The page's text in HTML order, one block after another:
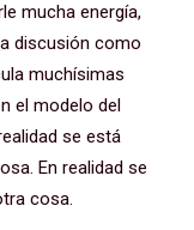
mucha energía,
discusión como
muchísimas
el modelo del
se está
En realidad se
cosa.